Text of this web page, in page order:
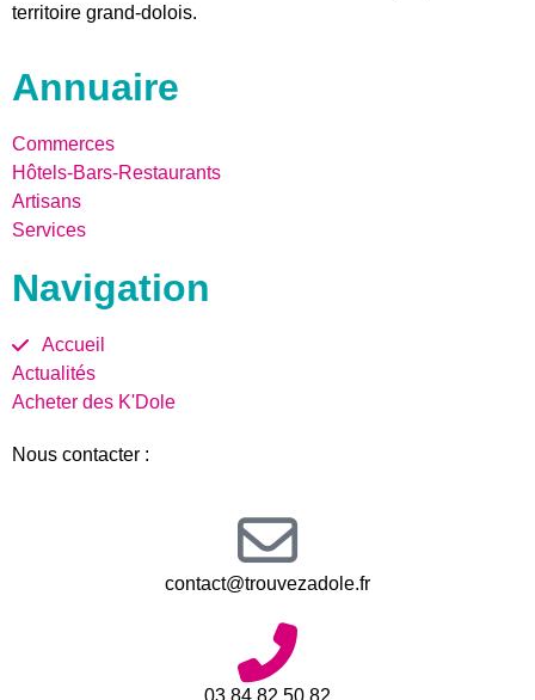
territoire grand-dolois.
Annuaire
Commerces
Hôtels-Bars-Restaurants
Artisans
Services
Navigation
Accueil
Actualités
Acheter des K'Dole
Nous contacter :
contact@trouvezadole.fr